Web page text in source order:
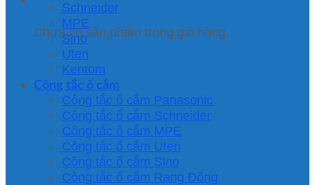
Chưa có sản phẩm trong giỏ hàng.
Schneider
MPE
Sino
Uten
Kentom
Công tắc ổ cắm
Công tắc ổ cắm Panasonic
Công tắc ổ cắm Schneider
Công tắc ổ cắm MPE
Công tắc ổ cắm Uten
Công tắc ổ cắm Sino
Công tắc ổ cắm Rạng Đông